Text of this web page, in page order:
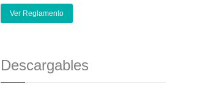
Ver Reglamento
Descargables